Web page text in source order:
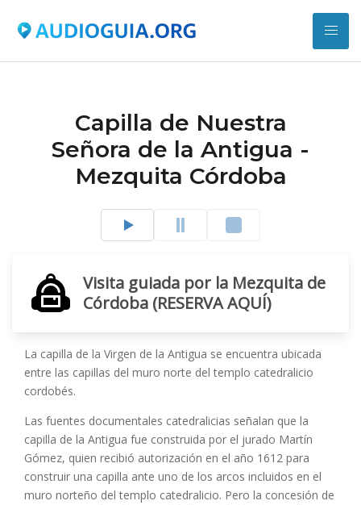
Capilla de Nuestra
Señora de la Antigua -
Mezquita Córdoba
Visita guiada por la Mezquita de
Córdoba (RESERVA AQUÍ)
La capilla de la Virgen de la Antigua se encuentra ubicada
entre las capillas del muro norte del templo catedralicio
cordobés.
Las fuentes documentales catedralicias señalan que la
capilla de la Antigua fue construida por el jurado Martín
Gómez, quien recibió autorización en el año 1612 para
construir una capilla ante uno de los arcos incluidos en el
muro norteño del templo catedralicio. Pero la concesión de